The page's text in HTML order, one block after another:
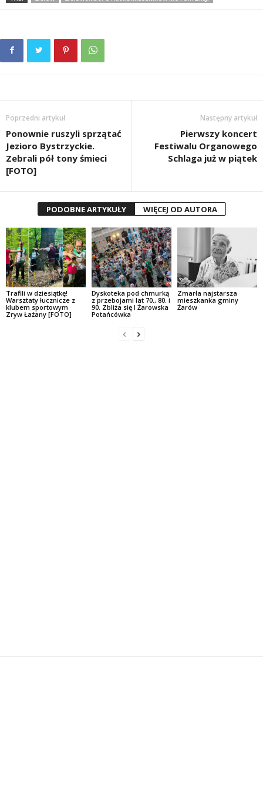
Poprzedni artykuł
Ponownie ruszyli sprzątać
Jezioro Bystrzyckie.
Zebrali pół tony śmieci
[FOTO]
Następny artykuł
Pierwszy koncert
Festiwalu Organowego
Schlaga już w piątek
PODOBNE ARTYKUŁY WIĘCEJ OD AUTORA
Trafili w dziesiątkę!
Warsztaty łucznicze z
klubem sportowym
Zryw Łażany [FOTO]
Dyskoteka pod chmurką
z przebojami lat 70., 80. i
90. Zbliża się I Żarowska
Potańcówka
Zmarła najstarsza
mieszkanka gminy
Żarów